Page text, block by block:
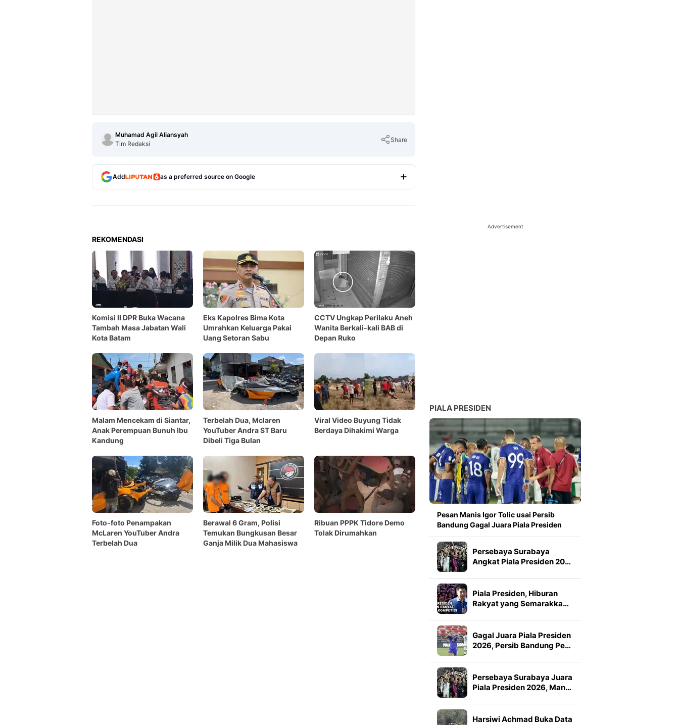
Muhamad Agil Aliansyah
Tim Redaksi
Share
Add as a preferred source on Google
REKOMENDASI
Komisi II DPR Buka Wacana
Tambah Masa Jabatan Wali
Kota Batam
Eks Kapolres Bima Kota
Umrahkan Keluarga Pakai
Uang Setoran Sabu
CCTV Ungkap Perilaku Aneh
Wanita Berkali-kali BAB di
Depan Ruko
Malam Mencekam di Siantar,
Anak Perempuan Bunuh Ibu
Kandung
Terbelah Dua, Mclaren
YouTuber Andra ST Baru
Dibeli Tiga Bulan
Viral Video Buyung Tidak
Berdaya Dihakimi Warga
Foto-foto Penampakan
McLaren YouTuber Andra
Terbelah Dua
Berawal 6 Gram, Polisi
Temukan Bungkusan Besar
Ganja Milik Dua Mahasiswa
Ribuan PPPK Tidore Demo
Tolak Dirumahkan
Advertisement
PIALA PRESIDEN
Pesan Manis Igor Tolic usai Persib
Bandung Gagal Juara Piala Presiden
Persebaya Surabaya
Angkat Piala Presiden 20…
Piala Presiden, Hiburan
Rakyat yang Semarakka…
Gagal Juara Piala Presiden
2026, Persib Bandung Pe…
Persebaya Surabaya Juara
Piala Presiden 2026, Man…
Harsiwi Achmad Buka Data